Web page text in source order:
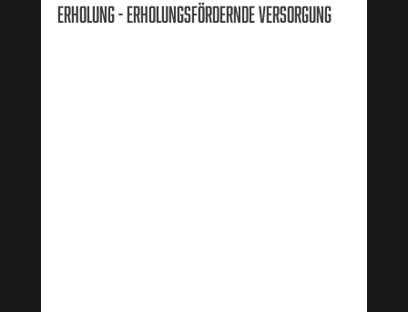
Erholung - Erholungsfördernde Versorgung